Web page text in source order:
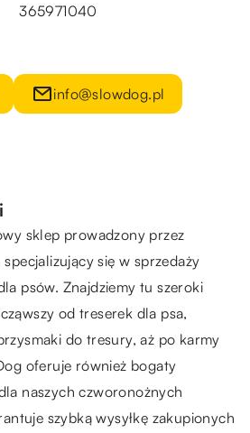
365971040
info@slowdog.pl
sklep prowadzony przez
specjalizujący się w sprzedaży
psów. Znajdziemy tu szeroki
od treserek dla psa,
do tresury, aż po karmy
oferuje również bogaty
naszych czworonożnych
szybką wysyłkę zakupionych